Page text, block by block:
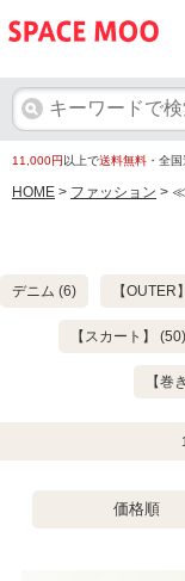
11,000円 以上で送料無料 ・全
HOME > ファッション >
デニム (6) 【OUTER
【スカート】 (50)
【巻
価格順